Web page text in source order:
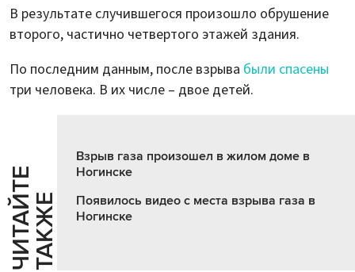
В результате случившегося произошло обрушение
второго, частично четвертого этажей здания.
По последним данным, после взрыва были спасены
три человека. В их числе – двое детей.
Ч
И
Т
АЙ
Т
Е
Т
А
К
ЖЕ
Взрыв газа произошел в жилом доме в
Ногинске
Появилось видео с места взрыва газа в
Ногинске